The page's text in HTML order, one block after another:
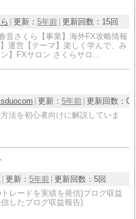
更新： 5年前 更新回数： 15回
音さくら【事業】海外FX攻略情報
運営【テーマ】楽しく学んで、み
】FXサロン さくらサロ…
更新： 5年前 更新回数： 0
法を初心者向けに解説していま
更新： 5年前 更新回数： 5回
レードを実績を発信)ブログ収益
したブログ収益報告)